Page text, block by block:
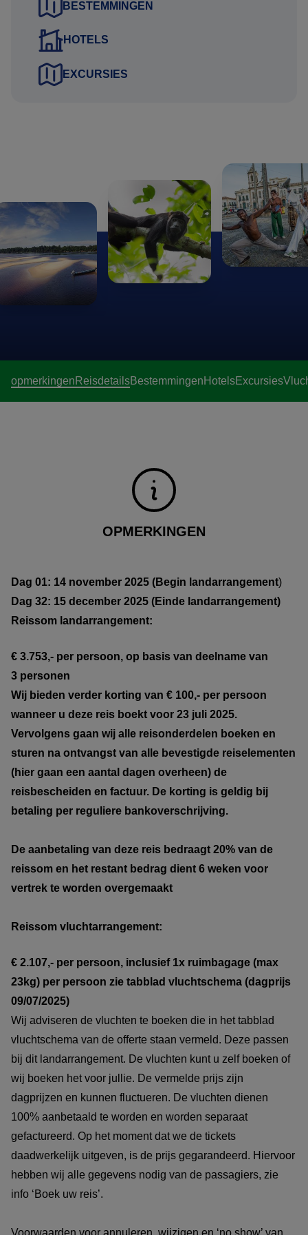
Contactgegevens van kennis of familie die niet meegaat
Deze gegevens kunt u via het aanvraag tabblad van het
reisvoorstel versturen. Uw gegevens worden via een
Reisadviseur
BESTEMMINGEN
HOTELS
EXCURSIES
opmerkingenReisdetailsBestemmingenHotelsExcursies
OPMERKINGEN
Dag 01: 14 november 2025 (Begin landarrangement)
Dag 32: 15 december 2025 (Einde landarrangement)
Reissom landarrangement:
€ 3.753,- per persoon, op basis van deelname van
3 personen
Wij bieden verder korting van € 100,- per persoon
wanneer u deze reis boekt voor 23 juli 2025.
Vervolgens gaan wij alle reisonderdelen boeken en
sturen na ontvangst van alle bevestigde reiselementen
(hier gaan een aantal dagen overheen) de
reisbescheiden en factuur. De korting is geldig bij
betaling per reguliere bankoverschrijving.
De aanbetaling van deze reis bedraagt 20% van de
reissom en het restant bedrag dient 6 weken voor
vertrek te worden overgemaakt
Reissom vluchtarrangement:
€ 2.107,- per persoon, inclusief 1x ruimbagage (max
23kg) per persoon zie tabblad vluchtschema (dagprijs
09/07/2025)
Wij adviseren de vluchten te boeken die in het tabblad
vluchtschema van de offerte staan vermeld. Deze passen
bij dit landarrangement. De vluchten kunt u zelf boeken of
wij boeken het voor jullie. De vermelde prijs zijn
dagprijzen en kunnen fluctueren. De vluchten dienen
100% aanbetaald te worden en worden separaat
gefactureerd. Op het moment dat we de tickets
daadwerkelijk uitgeven, is de prijs gegarandeerd. Hiervoor
hebben wij alle gegevens nodig van de passagiers, zie
info ‘Boek uw reis’.